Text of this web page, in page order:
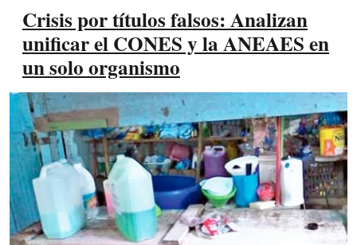
Crisis por títulos falsos: Analizan
unificar el CONES y la ANEAES en
un solo organismo